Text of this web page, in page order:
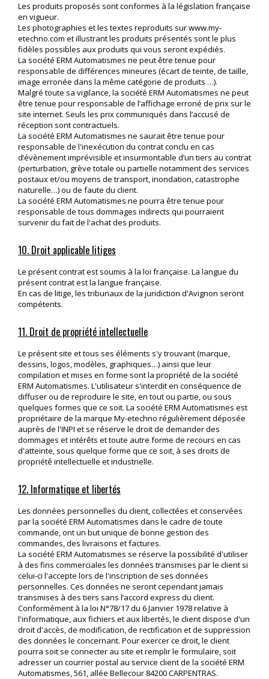
Les produits proposés sont conformes à la législation française
en vigueur.
Les photographies et les textes reproduits surwww.my-
etechno.com et illustrant les produits présentés sont le plus
fidèles possibles aux produits qui vous seront expédiés.
La société ERM Automatismes ne peut être tenue pour
responsable de différences mineures (écart de teinte, de taille,
image erronée dans la même catégorie de produits …).
Malgré toute sa vigilance, la société ERM Automatismes ne peut
être tenue pour responsable de l’affichage erroné de prix sur le
site internet. Seuls les prix communiqués dans l’accusé de
réception sont contractuels.
La société ERM Automatismes ne saurait être tenue pour
responsable de l'inexécution du contrat conclu en cas
d’évènement imprévisible et insurmontable d’un tiers au contrat
(perturbation, grève totale ou partielle notamment des services
postaux et/ou moyens de transport, inondation, catastrophe
naturelle…) ou de faute du client.
La société ERM Automatismes ne pourra être tenue pour
responsable de tous dommages indirects qui pourraient
survenir du fait de l'achat des produits.
10. Droit applicable litiges
Le présent contrat est soumis à la loi française. La langue du
présent contrat est la langue française.
En cas de litige, les tribunaux de la juridiction d'Avignon seront
compétents.
11. Droit de propriété intellectuelle
Le présent site et tous ses éléments s'y trouvant (marque,
dessins, logos, modèles, graphiques…) ainsi que leur
compilation et mises en forme sont la propriété de la société
ERM Automatismes. L'utilisateur s'interdit en conséquence de
diffuser ou de reproduire le site, en tout ou partie, ou sous
quelques formes que ce soit. La société ERM Automatismes est
propriétaire de la marque My-etechno régulièrement déposée
auprès de l'INPI et se réserve le droit de demander des
dommages et intérêts et toute autre forme de recours en cas
d'atteinte, sous quelque forme que ce soit, à ses droits de
propriété intellectuelle et industrielle.
12. Informatique et libertés
Les données personnelles du client, collectées et conservées
par la société ERM Automatismes dans le cadre de toute
commande, ont un but unique de bonne gestion des
commandes, des livraisons et factures.
La société ERM Automatismes se réserve la possibilité d'utiliser
à des fins commerciales les données transmises par le client si
celui-ci l'accepte lors de l'inscription de ses données
personnelles. Ces données ne seront cependant jamais
transmises à des tiers sans l’accord express du client.
Conformément à la loi N°78/17 du 6 Janvier 1978 relative à
l'informatique, aux fichiers et aux libertés, le client dispose d'un
droit d'accès, de modification, de rectification et de suppression
des données le concernant. Pour exercer ce droit, le client
pourra soit se connecter au site et remplir le formulaire, soit
adresser un courrier postal au service client de la société ERM
Automatismes, 561, allée Bellecour 84200 CARPENTRAS.